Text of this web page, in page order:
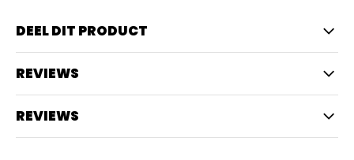
DEEL DIT PRODUCT
REVIEWS
REVIEWS